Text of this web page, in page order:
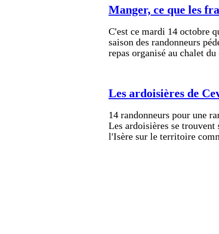
Manger, ce que les
C'est ce mardi 14 octobre
saison des randonneurs
repas organisé au chalet
Les ardoisières de
14 randonneurs pour une
Les ardoisières se
l'Isère sur le territoire